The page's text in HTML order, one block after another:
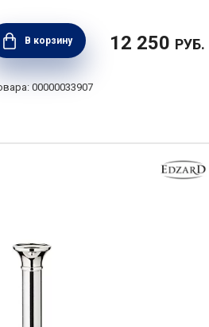
В корзину 12 250 РУБ.
00000033907